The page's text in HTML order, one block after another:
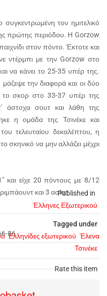
Published in
Έλληνες Εξωτερικού
Tagged under
Ελληνίδες εξωτερικού Έλενα
Τσινέκε
Rate this item
τον ημιτελικό
πρώτης περιόδου. Η Gorzow
στον πόντο. Έκτοτε και
ντέρμπι με την Gorzow στο
να κάνει το 25-35 υπέρ της.
την διαφορά και οι δύο
σκορ στο 33-37 υπέρ της
άστοχα σουτ και λάθη της
η ομάδα της Τσινέκε και
τελευταίου δεκαλέπτου, η
σκηνικό να μην αλλάζει μέχρι
και είχε 20 πόντους με 8/12
και 3 ασίστ.
86.